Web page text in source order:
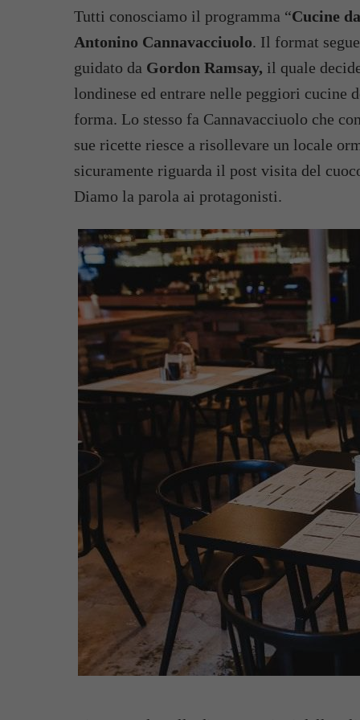
Tutti conosciamo il programma “Cucine
Antonino Cannavacciuolo. Il format
guidato da Gordon Ramsay, il quale
londinese ed entrare nelle peggiori cucine
forma. Lo stesso fa Cannavacciuolo che
sue ricette riesce a risollevare un locale
sicuramente riguarda il post visita del
Diamo la parola ai protagonisti.